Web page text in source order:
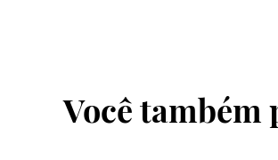
Você também